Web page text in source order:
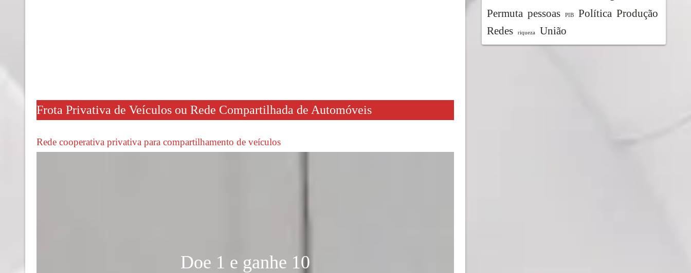
Frota Privativa de Veículos ou Rede Compartilhada de Automóveis
Rede cooperativa privativa para compartilhamento de veículos
Doe 1 e ganhe 10
Permuta pessoas PIB Política Produção
Redes
riqueza União